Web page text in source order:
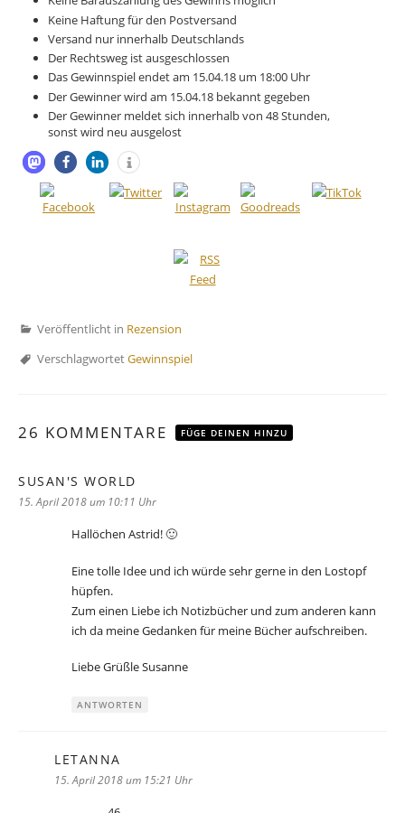
Keine Haftung für den Postversand
Versand nur innerhalb Deutschlands
Der Rechtsweg ist ausgeschlossen
Das Gewinnspiel endet am 15.04.18 um 18:00 Uhr
Der Gewinner wird am 15.04.18 bekannt gegeben
Der Gewinner meldet sich innerhalb von 48 Stunden,
sonst wird neu ausgelost
Veröffentlicht in Rezension
VerschlagwortetGewinnspiel
26 KOMMENTARE FÜGE DEINEN HINZU
SUSAN'S WORLD
15. April 2018 um 10:11 Uhr
Hallöchen Astrid! 🙂
Eine tolle Idee und ich würde sehr gerne in den Lostopf
hüpfen.
Zum einen Liebe ich Notizbücher und zum anderen kann
ich da meine Gedanken für meine Bücher aufschreiben.
Liebe Grüßle Susanne
ANTWORTEN
LETANNA
15. April 2018 um 15:21 Uhr